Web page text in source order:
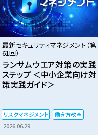
最新セキュリティマネジメント（第
61回）
ランサムウエア対策の実践
ステップ ＜中小企業向け対
策実践ガイド＞
リスクマネジメント
働き方改革
2026.06.29